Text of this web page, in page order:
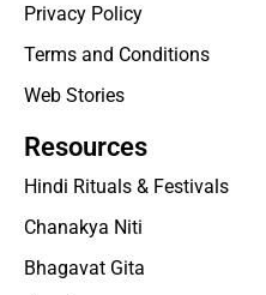
Privacy Policy
Terms and Conditions
Web Stories
Resources
Hindi Rituals & Festivals
Chanakya Niti
Bhagavat Gita